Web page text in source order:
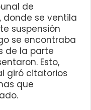
de
se ventila
suspensión
se encontraba
de la parte
Esto,
giró citatorios
que